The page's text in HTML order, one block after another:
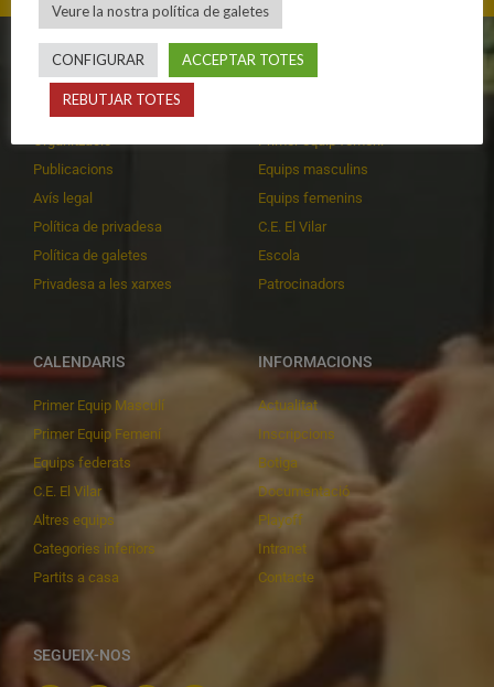
CLUB
Publicacions
Avís legal
Política de privadesa
Política de galetes
Privadesa a les xarxes
EQUIPS
Equips masculins
Equips femenins
C.E. El Vilar
Escola
Patrocinadors
CALENDARIS
Primer Equip Masculí
Primer Equip Femení
Equips federats
C.E. El Vilar
Altres equips
Categories inferiors
Partits a casa
INFORMACIONS
Actualitat
Inscripcions
Botiga
Documentació
Playoff
Intranet
Contacte
SEGUEIX-NOS
Veure la nostra política de galetes
CONFIGURAR ACCEPTAR TOTES
REBUTJAR TOTES